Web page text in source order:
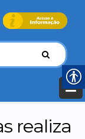
realiza